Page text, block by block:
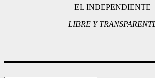
EL INDEPENDIENTE
LIBRE Y